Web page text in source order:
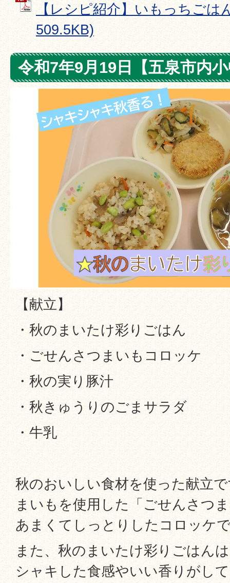
【レシピ紹介】いもっちごは
509.5KB)
令和7年9月19日【五泉市内
【献立】
・秋のまいたけ彩りごはん
・ごせんさつまいもコロッケ
・秋の実り豚汁
・秋きゅうりのごまサラダ
・牛乳
秋のおいしい食材を使った献立
まいもを使用した「ごせんさつ
あまくてしっとりしたコロッケ
また、秋のまいたけ彩りごはん
シャキした食感やいい香りがし